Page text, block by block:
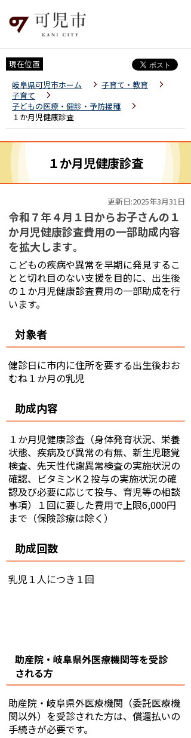
現在位置
岐阜県可児市ホーム
子育て・教育
子育て
子どもの医療・健診・予防接種
１か月児健康診査
１か月児健康診査
更新日:2025年3月31日
令和７年４月１日からお子さんの１
か月児健康診査費用の一部助成内容
を拡大します。
こどもの疾病や異常を早期に発見するこ
とと切れ目のない支援を目的に、出生後
の１か月児健康診査費用の一部助成を行
います。
対象者
健診日に市内に住所を要する出生後おお
むね１か月の乳児
助成内容
１か月児健康診査（身体発育状況、栄養
状態、疾病及び異常の有無、新生児聴覚
検査、先天性代謝異常検査の実施状況の
確認、ビタミンK２投与の実施状況の確
認及び必要に応じて投与、育児等の相談
事項）１回に要した費用で上限6,000円
まで（保険診療は除く）
助成回数
乳児１人につき１回
助産院・岐阜県外医療機関等を受診
される方
助産院・岐阜県外医療機関（委託医療機
関以外）を受診された方は、償還払いの
手続きが必要です。